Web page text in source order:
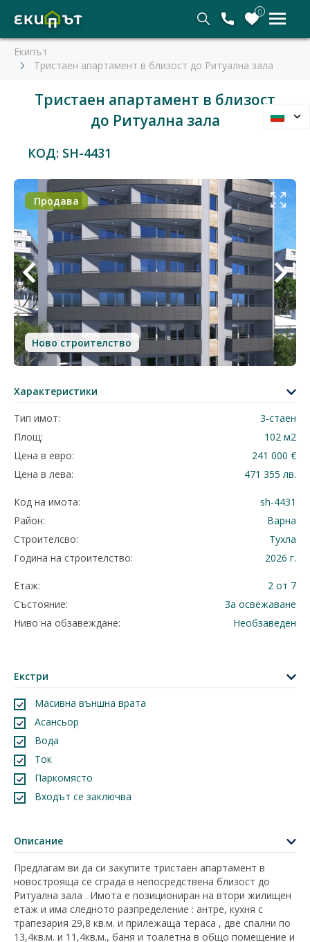
0
Екипът
Тристаен апартамент в близост до Ритуална зала
Тристаен апартамент в близост
до Ритуална зала
КОД: SH-4431
Продава
Ново строителство
Характеристики
Тип имот:
3-стаен
Площ:
102 м2
Цена в евро:
241 000 €
Цена в лева:
471 355 лв.
Код на имота:
sh-4431
Район:
Варна
Строителсво:
Тухла
Година на строителство:
2026 г.
Етаж:
2 от 7
Състояние:
За освежаване
Ниво на обзавеждане:
Необзаведен
Екстри
Масивна външна врата
Асансьор
Вода
Ток
Паркомясто
Входът се заключва
Описание
Предлагам ви да си закупите тристаен апартамент в
новострояща се сграда в непосредствена близост до
Ритуална зала . Имота е позициониран на втори жилищен
етаж и има следното разпределение : антре, кухня с
трапезария 29,8 кв.м. и прилежаща тераса , две спални по
13,4кв.м. и 11,4кв.м., баня и тоалетна в общо помещение и